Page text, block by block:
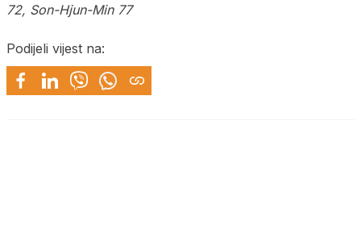
72, Son-Hjun-Min 77
Podijeli vijest na: